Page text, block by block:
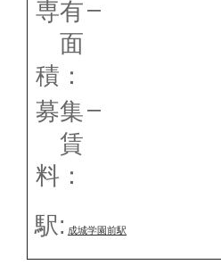
専有
面
積：
–
募集
賃
料：
–
駅: 成城学園前駅